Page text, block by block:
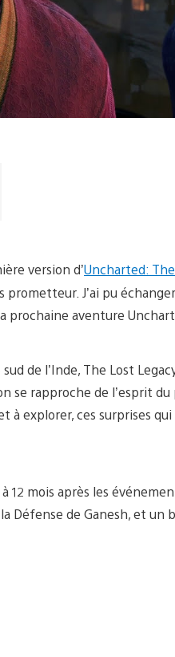
Legacy
version d’Uncharted:
prometteur. J’ai pu
prochaine aventure
de l’Inde, The Lost
se rapproche de l’esprit
à explorer, ces surprises
mois après les
Défense de Ganesh, et